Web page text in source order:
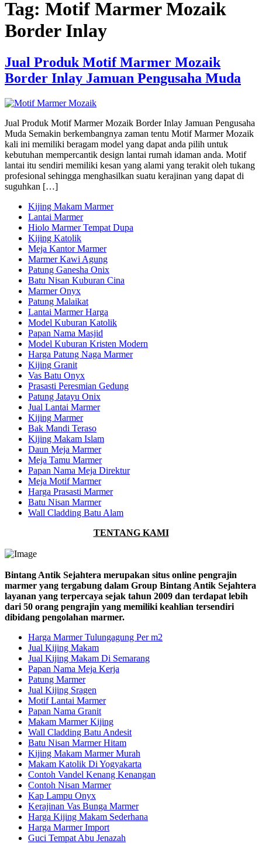
Tag: Motif Marmer Mozaik
Border Inlay
Jual Produk Motif Marmer Mozaik
Border Inlay Jamuan Pengusaha Muda
Jual Produk Motif Marmer Mozaik Border Inlay Jamuan Pengusaha
Muda Semakin berkembangnya zaman tentu Motif Marmer Mozaik
kali ini memiliki beragam model yang dapat anda pilih untuk
kebutuhan mempercantik design lantai rumah idaman anda. Motif
lantai itu sendiri memiliki kesan yang alami yang terakit oleh tukang
profesional sehingga menghasilkan suatu kerajinan yang dapat di
suguhkan […]
Kijing Makam Marmer
Lantai Marmer
Hiolo Marmer Tempat Dupa
Kijing Katolik
Meja Kantor Marmer
Marmer Kawi Agung
Patung Ganesha Onix
Batu Nisan Kuburan Cina
Marmer Onyx
Patung Malaikat
Lantai Marmer Harga
Model Kuburan Katolik
Papan Nama Masjid
Model Kuburan Kristen Modern
Harga Patung Naga Marmer
Kijing Granit
Vas Batu Onyx
Prasasti Peresmian Gedung
Patung Jatayu Onix
Jual Lantai Marmer
Kijing Marmer
Bak Mandi Teraso
Kijing Makam Islam
Daun Meja Marmer
Meja Tamu Marmer
Papan Nama Meja Direktur
Meja Motif Marmer
Harga Prasasti Marmer
Batu Nisan Marmer
Wall Cladding Batu Alam
TENTANG KAMI
Bintang Antik Sejahtera merupakan situs online pengrajin
marmer yang tergabung dalam Group Bintang Antik Sejahtera
layanan yang terpercaya sejak tahun 2009 dan terdapat lebih
dari 50 orang pengrajin yang memiliki keahlian tersendiri
dibidang pengolahan marmer.
Harga Marmer Tulungagung Per m2
Jual Kijing Makam
Jual Kijing Makam Di Semarang
Papan Nama Meja Kerja
Patung Marmer
Jual Kijing Sragen
Motif Lantai Marmer
Papan Nama Granit
Makam Marmer Kijing
Wall Cladding Batu Andesit
Batu Nisan Marmer Hitam
Kijing Makam Marmer Murah
Makam Katolik Di Yogyakarta
Contoh Vandel Kenang Kenangan
Contoh Nisan Marmer
Kap Lampu Onyx
Kerajinan Vas Bunga Marmer
Harga Kijing Makam Sederhana
Harga Marmer Import
Guci Tempat Abu Jenazah